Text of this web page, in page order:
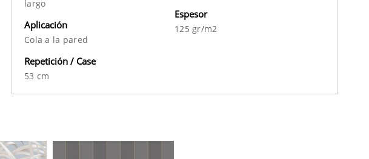
largo
Aplicación
Cola a la pared
Repetición / Case
53 cm
Espesor
125 gr/m2